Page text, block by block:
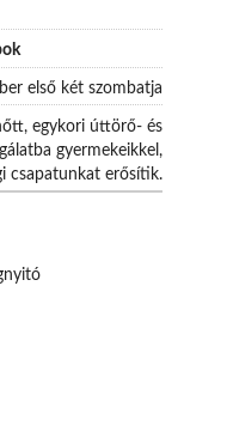
első két szombatja
egykori úttörő- és
gyermekeikkel,
csapatunkat erősítik.